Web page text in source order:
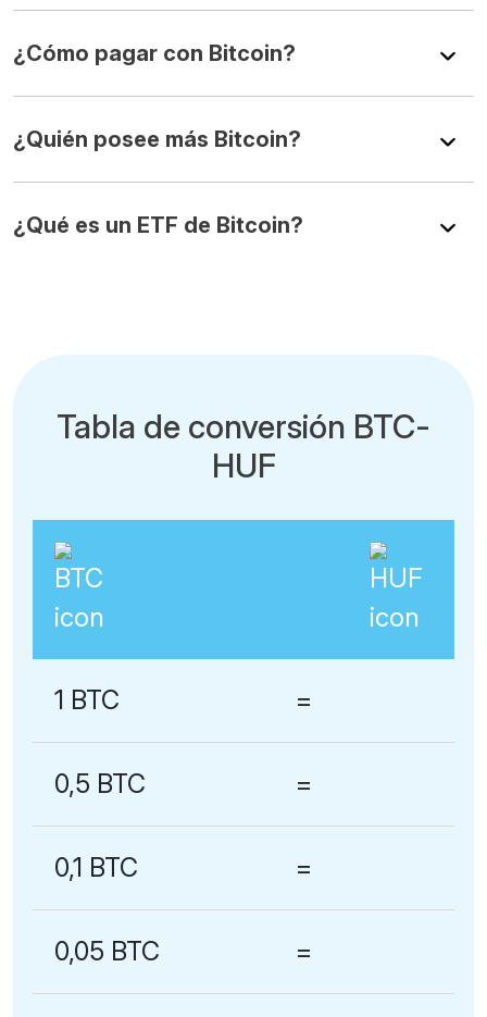
¿Cómo pagar con Bitcoin?
¿Quién posee más Bitcoin?
¿Qué es un ETF de Bitcoin?
Tabla de conversión BTC-
HUF
1 BTC =
0,5 BTC =
0,1 BTC =
0,05 BTC =